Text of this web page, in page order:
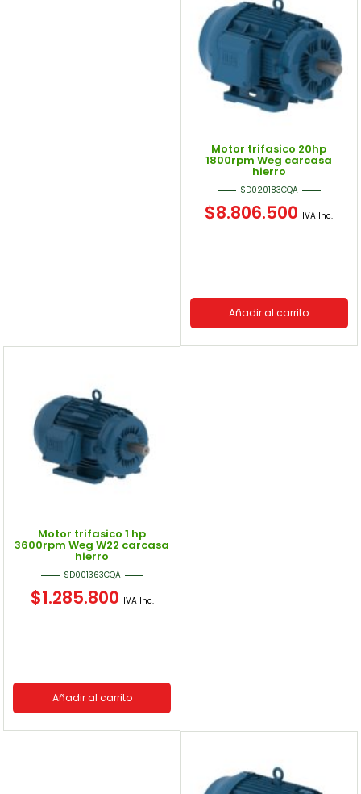
Motor trifasico 20hp
1800rpm Weg carcasa
hierro
SD020183CQA
$8.806.500 IVA Inc.
Añadir al carrito
Motor trifasico 1 hp
3600rpm Weg W22 carcasa
hierro
SD001363CQA
$1.285.800 IVA Inc.
Añadir al carrito